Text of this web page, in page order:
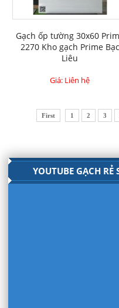
Gạch ốp tường 30x60
2270 Kho gạch Prime Bạc
Liêu
Giá: Liên hệ
First 1 2 3
YOUTUBE GẠCH RẺ